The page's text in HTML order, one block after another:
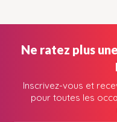
Ne ratez plus
Inscrivez-vous et
pour toutes les